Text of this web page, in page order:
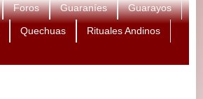
Foros Guaraníes Guarayos
Quechuas Rituales Andinos